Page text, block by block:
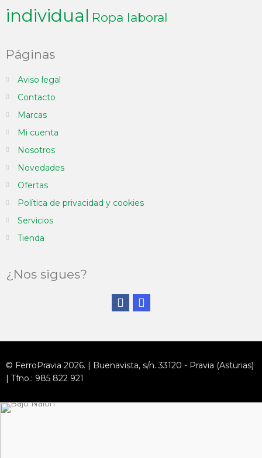
individual Ropa laboral
Páginas
Aviso legal
Contacto
Marcas
Mi cuenta
Nosotros
Novedades
Ofertas
Política de privacidad y cookies
Servicios
Tienda
¿Nos sigues?
© FerroPravia 2026. | Buenavista, s/n. 33120 - Pravia (Asturias)
| Tfno.: 985 822 921